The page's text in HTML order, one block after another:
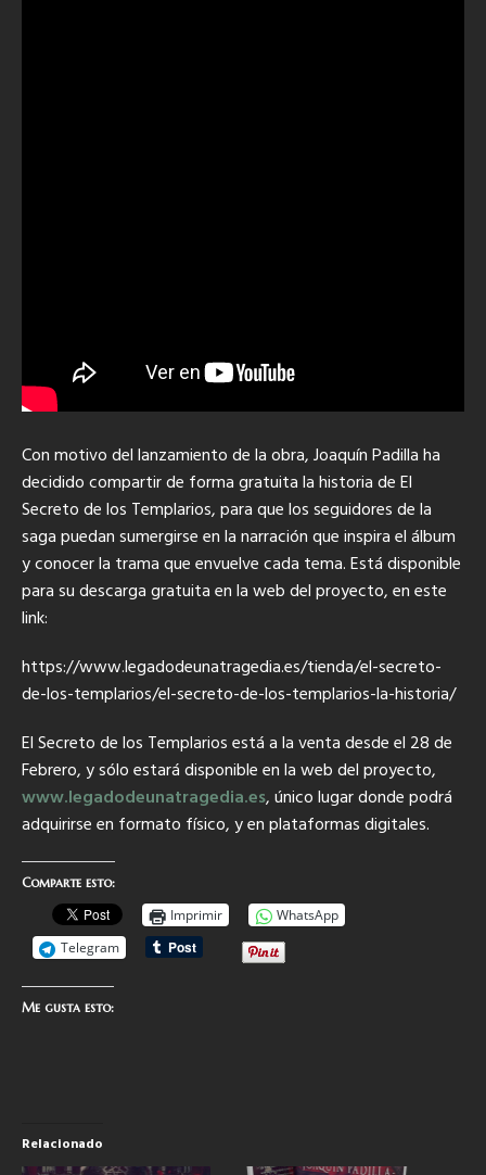
Con motivo del lanzamiento de la obra, Joaquín Padilla ha
decidido compartir de forma gratuita la historia de El
Secreto de los Templarios, para que los seguidores de la
saga puedan sumergirse en la narración que inspira el álbum
y conocer la trama que envuelve cada tema. Está disponible
para su descarga gratuita en la web del proyecto, en este
link:
https://www.legadodeunatragedia.es/tienda/el-secreto-
de-los-templarios/el-secreto-de-los-templarios-la-historia/
El Secreto de los Templarios está a la venta desde el 28 de
Febrero, y sólo estará disponible en la web del proyecto,
www.legadodeunatragedia.es, único lugar donde podrá
adquirirse en formato físico, y en plataformas digitales.
Comparte esto:
Imprimir
WhatsApp
Telegram
Me gusta esto:
Relacionado